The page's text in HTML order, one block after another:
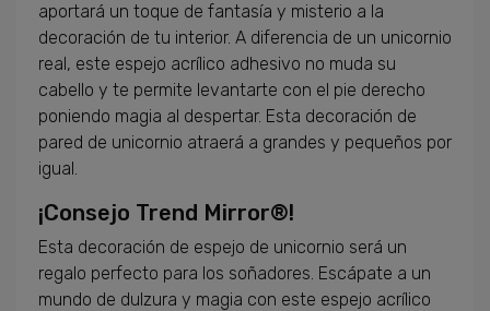
aportará un toque de fantasía y misterio a la
decoración de tu interior. A diferencia de un unicornio
real, este espejo acrílico adhesivo no muda su
cabello y te permite levantarte con el pie derecho
poniendo magia al despertar. Esta decoración de
pared de unicornio atraerá a grandes y pequeños por
igual.
¡Consejo Trend Mirror®!
Esta decoración de espejo de unicornio será un
regalo perfecto para los soñadores. Escápate a un
mundo de dulzura y magia con este espejo acrílico